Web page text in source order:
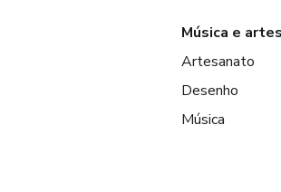
Música e artes
Artesanato
Desenho
Música